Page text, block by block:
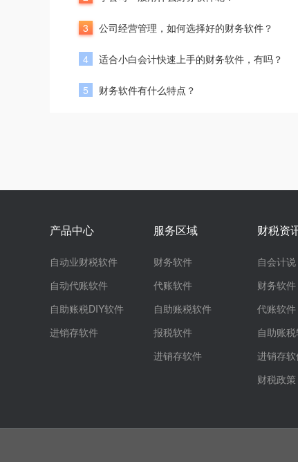
3 公司经营管理，如何选择好的财务软件？
4 适合小白会计快速上手的财务软件，有吗？
5 财务软件有什么特点？
产品中心
自动业财税软件
自动代账软件
自助账税DIY软件
进销存软件
服务区域
财务软件
代账软件
自助账税软件
报税软件
进销存软件
财税资
自会计说
财务软件
代账软件
自助账
进销存
财税政策